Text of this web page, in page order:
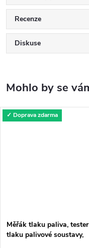
Recenze
Diskuse
✓ Doprava zdarma
Měřák tlaku paliva, tester
tlaku palivové soustavy,